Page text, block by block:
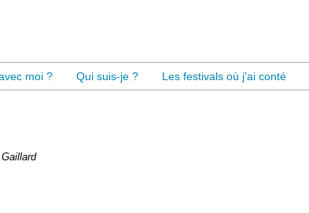
moi ? Qui suis-je ? Les festivals où j'ai conté